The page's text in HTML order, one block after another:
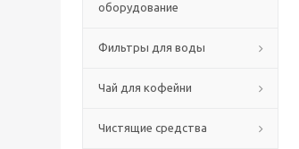
оборудование
Фильтры для воды
Чай для кофейни
Чистящие средства